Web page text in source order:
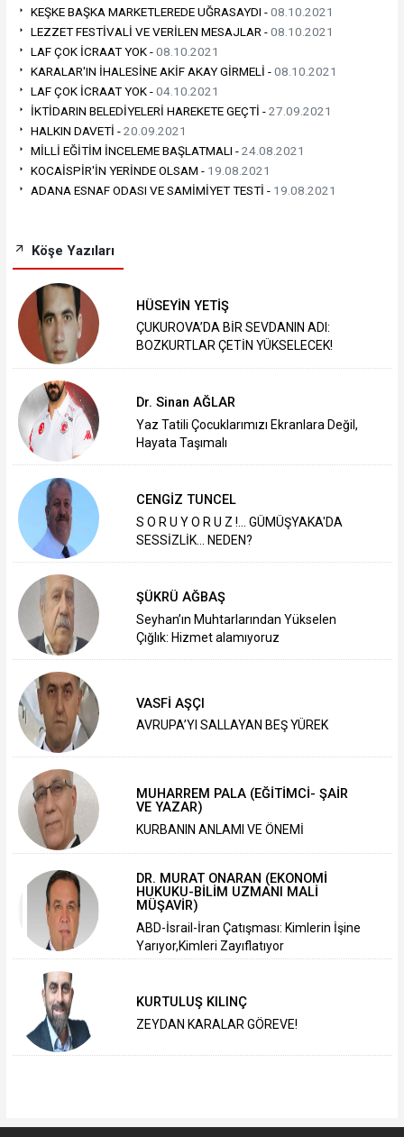
KEŞKE BAŞKA MARKETLEREDE UĞRASAYDI -08.10.2021
LEZZET FESTİVALİ VE VERİLEN MESAJLAR -08.10.2021
LAF ÇOK İCRAAT YOK -08.10.2021
KARALAR'IN İHALESİNE AKİF AKAY GİRMELİ -08.10.2021
LAF ÇOK İCRAAT YOK -04.10.2021
İKTİDARIN BELEDİYELERİ HAREKETE GEÇTİ -27.09.2021
HALKIN DAVETİ -20.09.2021
MİLLİ EĞİTİM İNCELEME BAŞLATMALI -24.08.2021
KOCAİSPİR'İN YERİNDE OLSAM - 19.08.2021
ADANA ESNAF ODASI VE SAMİMİYET TESTİ - 19.08.2021
Köşe Yazıları
HÜSEYİN YETİŞ
ÇUKUROVA’DA BİR SEVDANIN ADI:
BOZKURTLAR ÇETİN YÜKSELECEK!
Dr. Sinan AĞLAR
Yaz Tatili Çocuklarımızı Ekranlara Değil,
Hayata Taşımalı
CENGİZ TUNCEL
S O R U Y O R U Z !... GÜMÜŞYAKA'DA
SESSİZLİK... NEDEN?
ŞÜKRÜ AĞBAŞ
Seyhan’ın Muhtarlarından Yükselen
Çığlık: Hizmet alamıyoruz
VASFİ AŞÇI
AVRUPA’YI SALLAYAN BEŞ YÜREK
MUHARREM PALA (EĞİTİMCİ- ŞAİR
VE YAZAR)
KURBANIN ANLAMI VE ÖNEMİ
DR. MURAT ONARAN (EKONOMİ
HUKUKU-BİLİM UZMANI MALİ
MÜŞAVİR)
ABD-İsrail-İran Çatışması: Kimlerin İşine
Yarıyor,Kimleri Zayıflatıyor
KURTULUŞ KILINÇ
ZEYDAN KARALAR GÖREVE!